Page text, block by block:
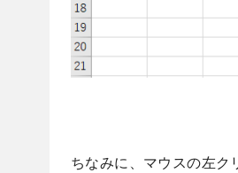
ちなみに、マウスの左ク